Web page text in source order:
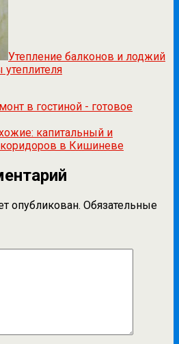
Утепление балконов и лоджий
в гостиной - готовое
капитальный и
в Кишиневе
опубликован. Обязательные